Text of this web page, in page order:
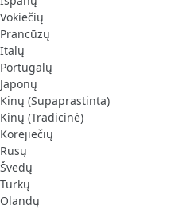
Vokiečių
Prancūzų
Italų
Portugalų
Japonų
Kinų (Supaprastinta)
Kinų (Tradicinė)
Korėjiečių
Rusų
Švedų
Turkų
Olandų